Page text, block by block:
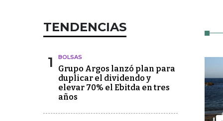
TENDENCIAS
1 BOLSAS
Grupo Argos lanzó plan para
duplicar el dividendo y
elevar 70% el Ebitda en tres
años